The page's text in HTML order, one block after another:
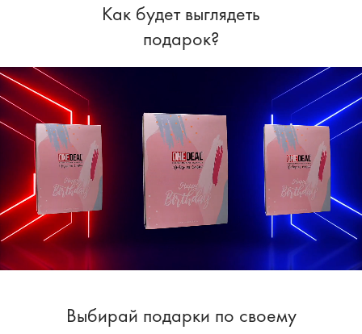
Как будет выглядеть
подарок?
Выбирай подарки по своему